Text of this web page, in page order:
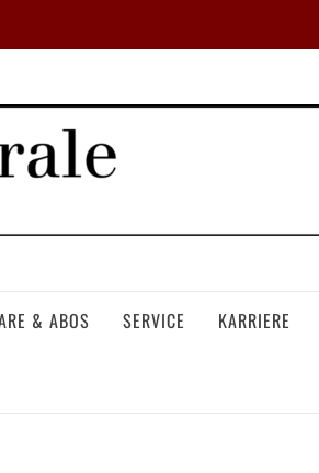
& ABOS SERVICE KARRIERE